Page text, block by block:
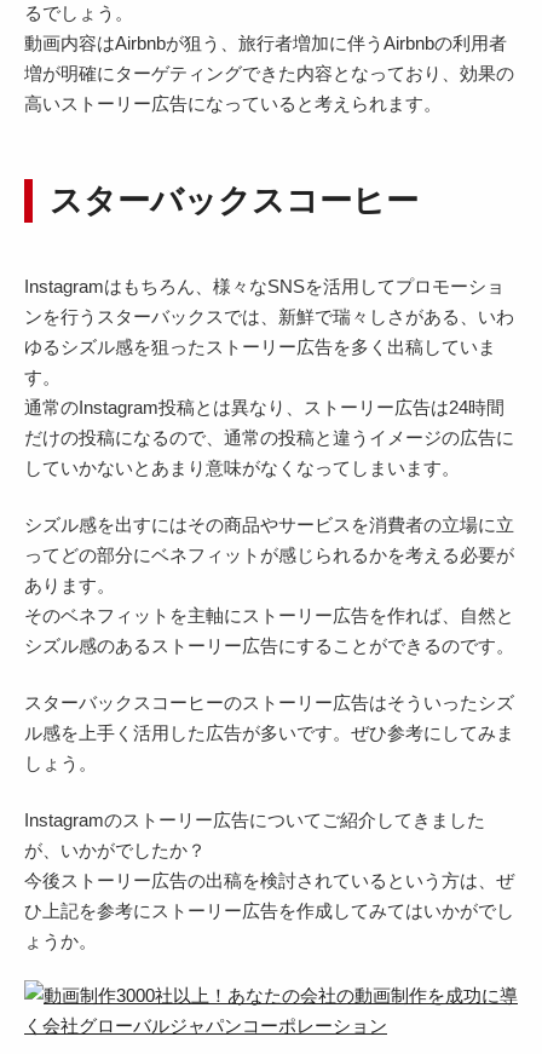
るでしょう。
動画内容はAirbnbが狙う、旅行者増加に伴うAirbnbの利用者
増が明確にターゲティングできた内容となっており、効果の
高いストーリー広告になっていると考えられます。
スターバックスコーヒー
Instagramはもちろん、様々なSNSを活用してプロモーショ
ンを行うスターバックスでは、新鮮で瑞々しさがある、いわ
ゆるシズル感を狙ったストーリー広告を多く出稿していま
す。
通常のInstagram投稿とは異なり、ストーリー広告は24時間
だけの投稿になるので、通常の投稿と違うイメージの広告に
していかないとあまり意味がなくなってしまいます。
シズル感を出すにはその商品やサービスを消費者の立場に立
ってどの部分にベネフィットが感じられるかを考える必要が
あります。
そのベネフィットを主軸にストーリー広告を作れば、自然と
シズル感のあるストーリー広告にすることができるのです。
スターバックスコーヒーのストーリー広告はそういったシズ
ル感を上手く活用した広告が多いです。ぜひ参考にしてみま
しょう。
Instagramのストーリー広告についてご紹介してきました
が、いかがでしたか？
今後ストーリー広告の出稿を検討されているという方は、ぜ
ひ上記を参考にストーリー広告を作成してみてはいかがでし
ょうか。